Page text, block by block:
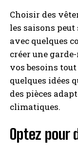
Choisir des
les saisons peut
avec quelques
créer une
vos besoins
quelques idées
des pièces
climatiques.
Optez pour